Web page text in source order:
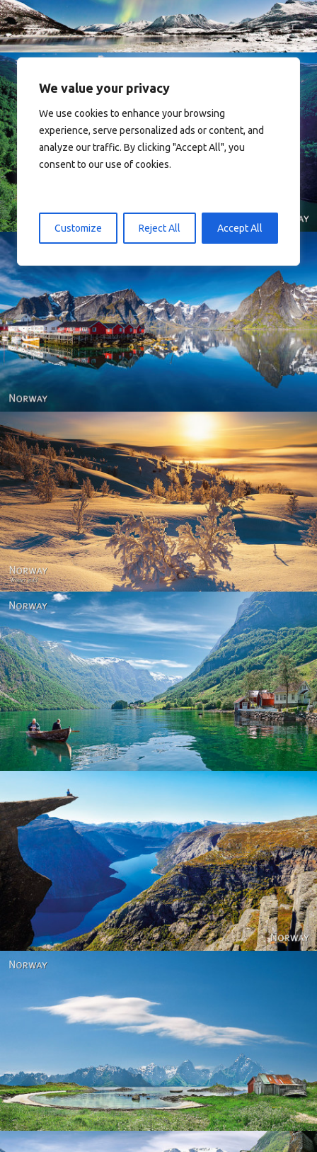
We value your privacy
We use cookies to enhance your browsing
experience, serve personalized ads or content, and
analyze our traffic. By clicking "Accept All", you
consent to our use of cookies.
Customize Reject All Accept All
Norway
Reine - Lofoten, Nord Norge. North Norway.
Norway - Winter gold
Norway
Norway